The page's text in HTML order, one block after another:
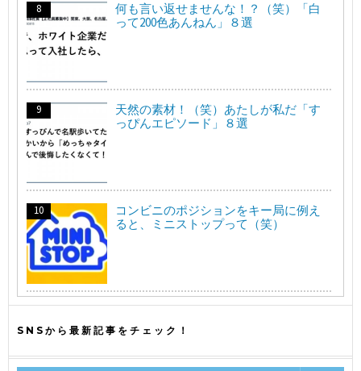
何も言い返せませんな！？（笑）「白
って200色あんねん」８選
天然の素材！（笑）あたしが私だ「す
っぴんエピソード」８選
コンビニのポジションをキー局に例え
ると、ミニストップって（笑）
SNSから最新記事をチェック！